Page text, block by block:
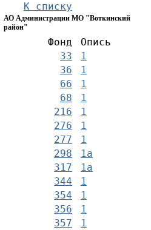
К списку
АО Администрации МО "Воткинский
район"
Фонд
Опись
33
1
36
1
66
1
68
1
216
1
276
1
277
1
298
1а
317
1а
344
1
354
1
356
1
357
1